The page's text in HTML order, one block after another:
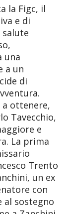
la Figc, il
e di
una
a un
di
a ottenere,
Tavecchio,
e
La prima
Trento
un ex
con
al sostegno